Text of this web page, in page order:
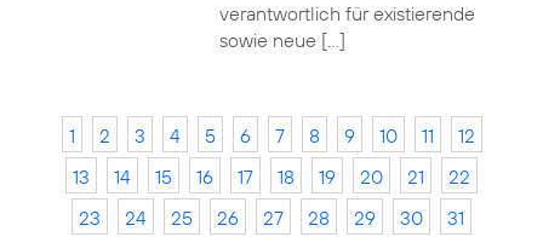
verantwortlich für existierende
sowie neue […]
1 2 3 4 5 6 7 8 9 10 11
12
13
14 15 16 17 18 19 20 21
22
23
24 25 26 27 28 29 30
31